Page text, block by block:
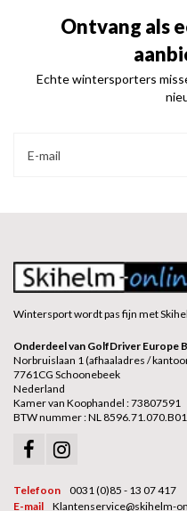
Ontvang als
Echte wintersporters
Wintersport wordt pas fijn met
Onderdeel van GolfDriver Europe
Norbruislaan 1 (afhaaladres /
7761CG Schoonebeek
Nederland
Kamer van Koophandel : 73807591
BTW nummer : NL 8596.71.070.B01
Telefoon
0031 (0)85 - 13 07 417
E-mail
Klantenservice@skihelm-